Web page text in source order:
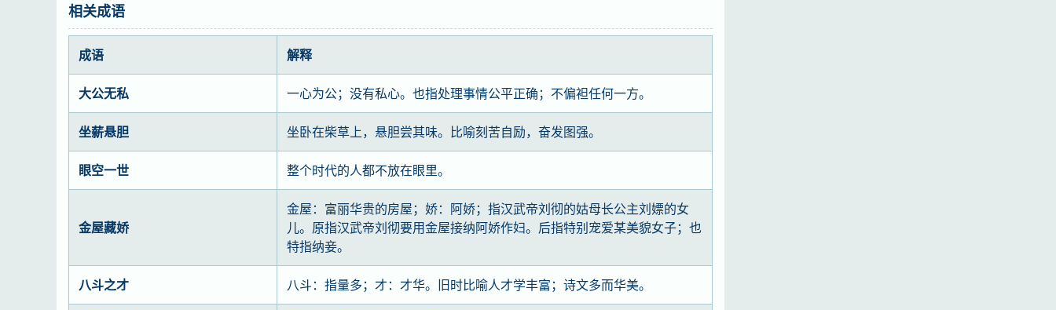
相关成语
成语 解释
大公无私 一心为公；没有私心。也指处理事情公平正确；不偏袒任何一方。
坐薪悬胆 坐卧在柴草上，悬胆尝其味。比喻刻苦自励，奋发图强。
眼空一世 整个时代的人都不放在眼里。
金屋藏娇
金屋：富丽华贵的房屋；娇：阿娇；指汉武帝刘彻的姑母长公主刘嫖的女
儿。原指汉武帝刘彻要用金屋接纳阿娇作妇。后指特别宠爱某美貌女子；也
特指纳妾。
八斗之才 八斗：指量多；才：才华。旧时比喻人才学丰富；诗文多而华美。